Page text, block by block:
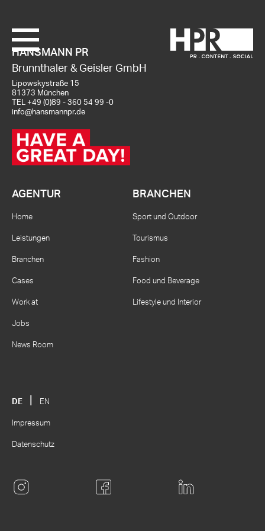
HANSMANN PR
Brunnthaler & Geisler GmbH
Lipowskystraße 15
81373 München
TEL +49 (0)89 - 360 54 99 -0
info@hansmannpr.de
AGENTUR
Home
Leistungen
Branchen
Cases
Work at
Jobs
News Room
BRANCHEN
Sport und Outdoor
Tourismus
Fashion
Food und Beverage
Lifestyle und Interior
DE EN
Impressum
Datenschutz